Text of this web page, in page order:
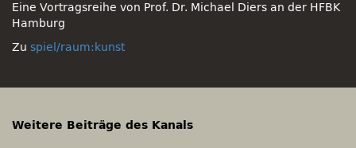
Eine Vortragsreihe von Prof. Dr. Michael Diers an der HFBK
Hamburg
Zu spiel/raum:kunst
Weitere Beiträge des Kanals